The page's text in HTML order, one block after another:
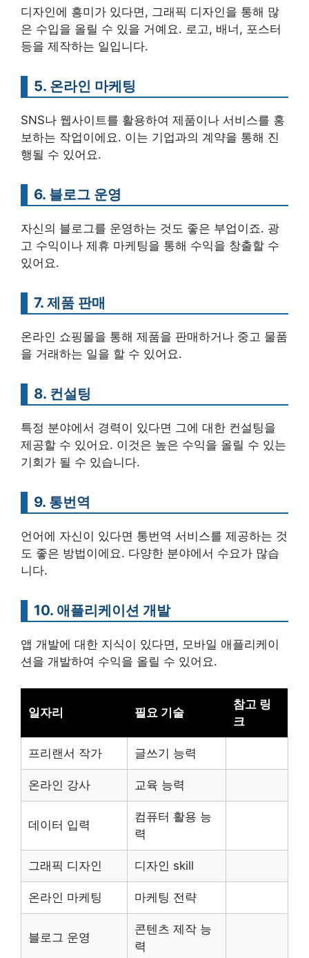
디자인에 흥미가 있다면, 그래픽 디자인을 통해 많
은 수입을 올릴 수 있을 거예요. 로고, 배너, 포스터
등을 제작하는 일입니다.
5. 온라인 마케팅
SNS나 웹사이트를 활용하여 제품이나 서비스를 홍
보하는 작업이에요. 이는 기업과의 계약을 통해 진
행될 수 있어요.
6. 블로그 운영
자신의 블로그를 운영하는 것도 좋은 부업이죠. 광
고 수익이나 제휴 마케팅을 통해 수익을 창출할 수
있어요.
7. 제품 판매
온라인 쇼핑몰을 통해 제품을 판매하거나 중고 물품
을 거래하는 일을 할 수 있어요.
8. 컨설팅
특정 분야에서 경력이 있다면 그에 대한 컨설팅을
제공할 수 있어요. 이것은 높은 수익을 올릴 수 있는
기회가 될 수 있습니다.
9. 통번역
언어에 자신이 있다면 통번역 서비스를 제공하는 것
도 좋은 방법이에요. 다양한 분야에서 수요가 많습
니다.
10. 애플리케이션 개발
앱 개발에 대한 지식이 있다면, 모바일 애플리케이
션을 개발하여 수익을 올릴 수 있어요.
일자리 필요 기술
참고 링
크
프리랜서 작가 글쓰기 능력
온라인 강사 교육 능력
데이터 입력
컴퓨터 활용 능
력
그래픽 디자인 디자인 skill
온라인 마케팅 마케팅 전략
블로그 운영
콘텐츠 제작 능
력